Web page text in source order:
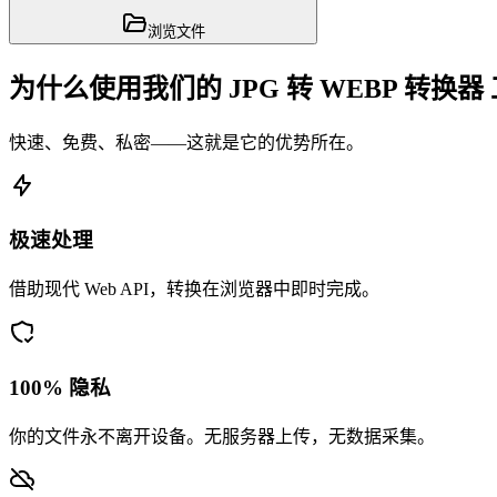
浏览文件
为什么使用我们的 JPG 转 WEBP 转换器
快速、免费、私密——这就是它的优势所在。
极速处理
借助现代 Web API，转换在浏览器中即时完成。
100% 隐私
你的文件永不离开设备。无服务器上传，无数据采集。